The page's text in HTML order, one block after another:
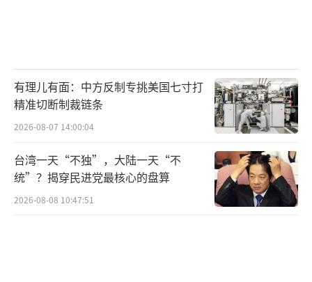
有理儿有面：中方反制专挑美国七寸打
精准切断制裁链条
2026-08-07 14:00:04
台湾一天“不独”，大陆一天“不
统”？揭穿民进党最核心的盘算
2026-08-08 10:47:51